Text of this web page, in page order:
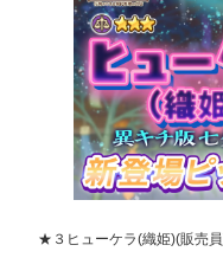
★３ヒューケラ(織姫)(販売